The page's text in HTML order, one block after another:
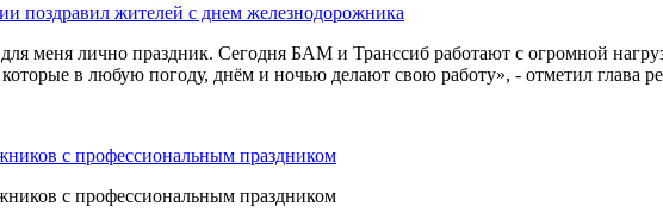
поздравил жителей с днем железнодорожника
меня лично праздник. Сегодня БАМ и Транссиб работают с огромной
в любую погоду, днём и ночью делают свою работу», - отметил глава
с профессиональным праздником
с профессиональным праздником